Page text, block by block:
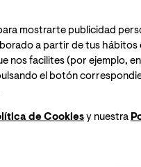
mostrarte publicidad
a partir de tus
nos facilites (por ejemplo,
el botón
de Cookiesy nuestra